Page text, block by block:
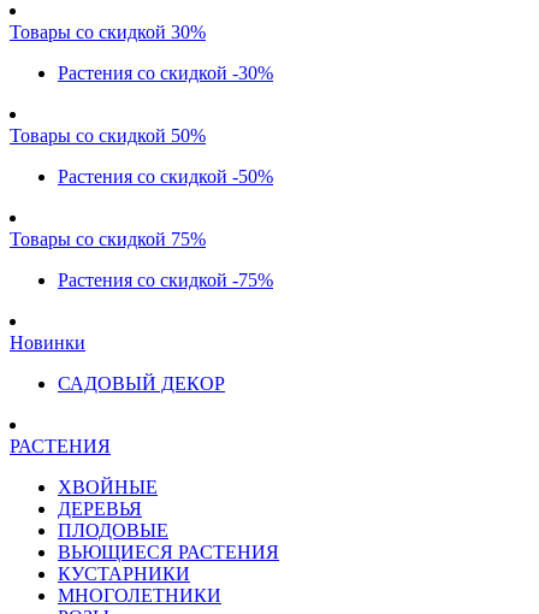
Товары со скидкой 30%
Растения со скидкой -30%
Товары со скидкой 50%
Растения со скидкой -50%
Товары со скидкой 75%
Растения со скидкой -75%
Новинки
САДОВЫЙ ДЕКОР
РАСТЕНИЯ
ХВОЙНЫЕ
ДЕРЕВЬЯ
ПЛОДОВЫЕ
ВЬЮЩИЕСЯ РАСТЕНИЯ
КУСТАРНИКИ
МНОГОЛЕТНИКИ